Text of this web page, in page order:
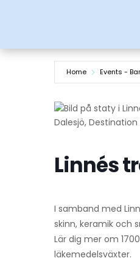
Home Events -
Dalesjö, Destination
Linnés
I samband med
skinn, keramik och
Lär dig mer om
läkemedelsväxter.